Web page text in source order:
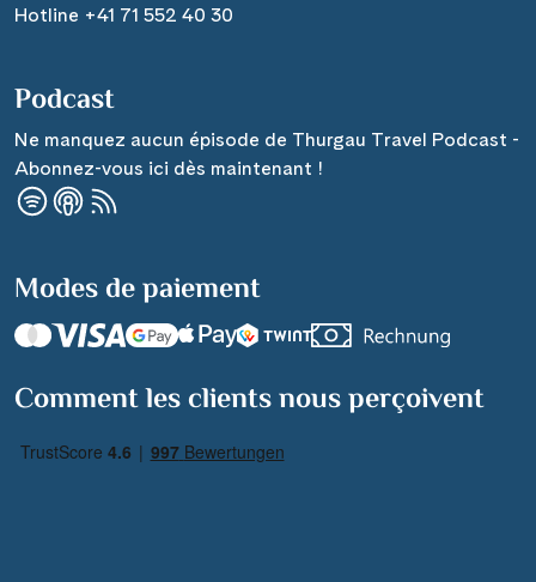
Hotline +41 71 552 40 30
Podcast
Ne manquez aucun épisode de Thurgau Travel Podcast -
Abonnez-vous ici dès maintenant !
Modes de paiement
Comment les clients nous perçoivent